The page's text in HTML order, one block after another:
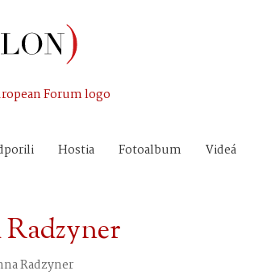
Hostia Fotoalbum Videá